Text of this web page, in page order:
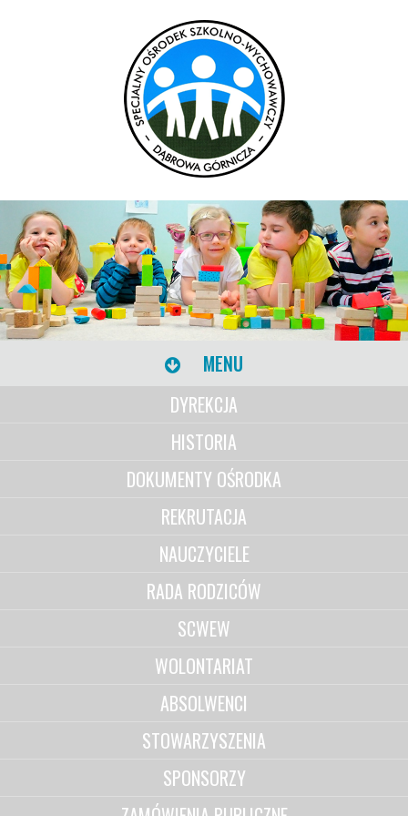
MENU
DYREKCJA
HISTORIA
DOKUMENTY OŚRODKA
REKRUTACJA
NAUCZYCIELE
RADA RODZICÓW
SCWEW
WOLONTARIAT
ABSOLWENCI
STOWARZYSZENIA
SPONSORZY